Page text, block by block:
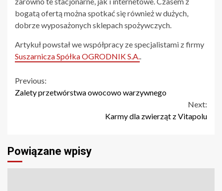
bogatą ofertą można spotkać się również w dużych,
dobrze wyposażonych sklepach spożywczych.
Artykuł powstał we współpracy ze specjalistami z firmy
Suszarnicza Spółka OGRODNIK S.A.
Continue
Reading
Previous:
Zalety przetwórstwa owocowo warzywnego
Next:
Karmy dla zwierząt z Vitapolu
Powiązane wpisy